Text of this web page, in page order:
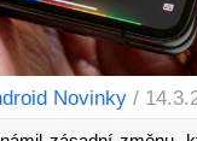
Novinky /